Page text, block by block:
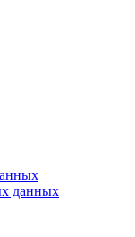
данных